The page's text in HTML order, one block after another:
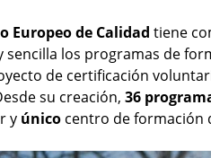
Europeo de Calidad tiene
sencilla los programas de
de certificación
su creación, 36
y único centro de formación